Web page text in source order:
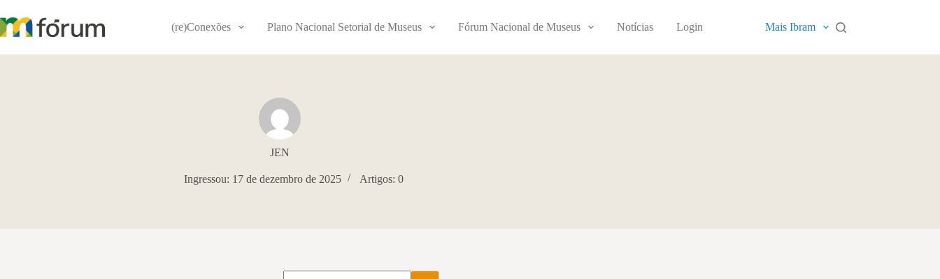
para
o
(re)Conexões Plano Nacional Setorial de Museus Fórum Nacional de Museus Notícias Login Mais Ibram
JEN
Ingressou: 17 de dezembro de 2025 Artigos: 0